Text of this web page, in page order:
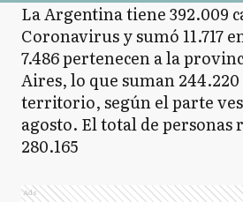
La Argentina tiene 392.009
Coronavirus y sumó 11.717
7.486 pertenecen a la
Aires, lo que suman
territorio, según el parte
agosto. El total de personas
280.165
Ads